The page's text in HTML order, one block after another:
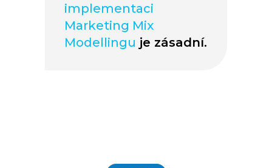
implementaci
Marketing Mix
Modellingu je zásadní.